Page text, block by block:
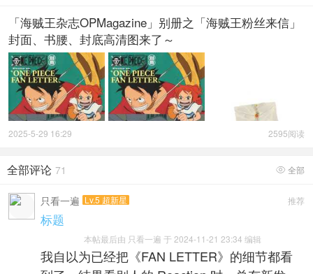
「海贼王杂志OPMagazine」别册之「海贼王粉丝来信」
封面、书腰、封底高清图来了～
2595阅读
2025-5-29 16:29
 全部
全部评论 71
推荐
只看一遍 Lv.5 超新星
标题
本帖最后由 只看一遍 于 2024-11-21 23:34 编辑
我自以为已经把《FAN LETTER》的细节都看